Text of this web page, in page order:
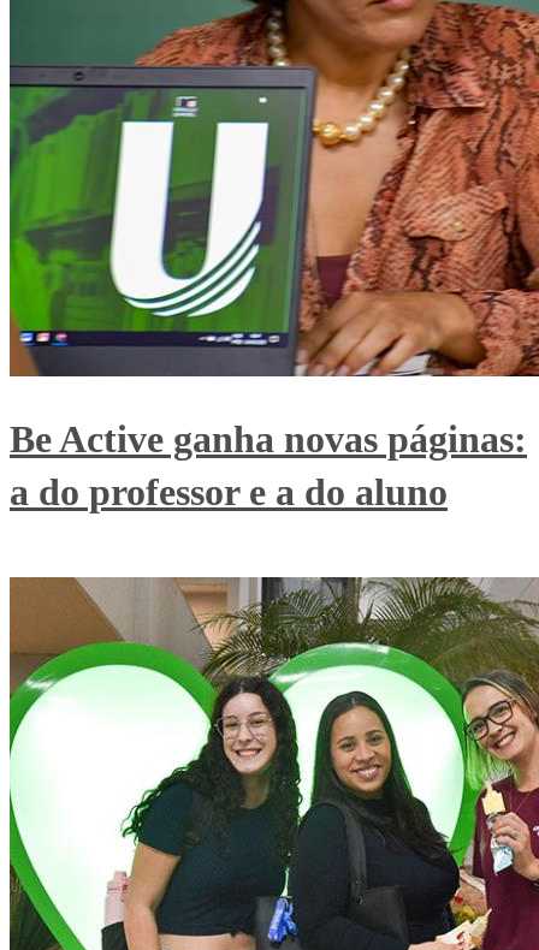
Be Active ganha novas páginas:
a do professor e a do aluno